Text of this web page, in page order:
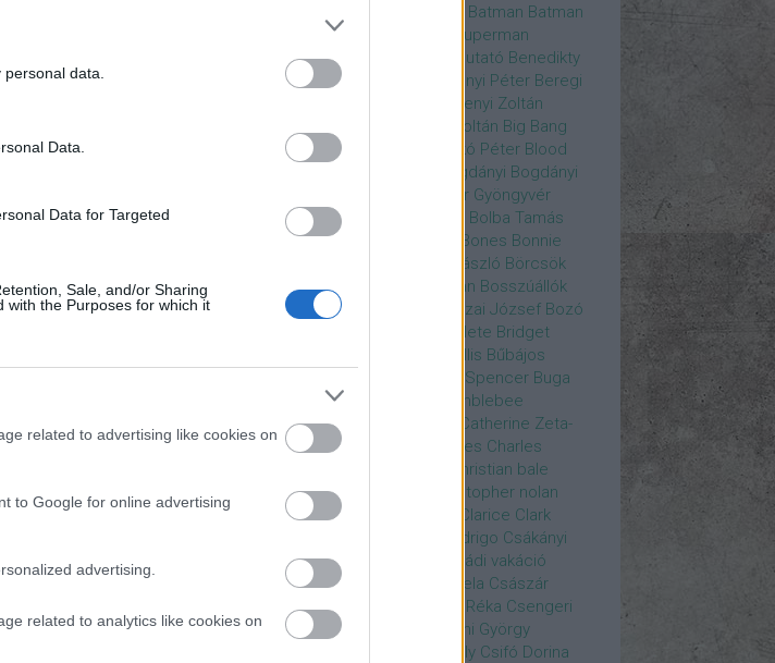
data.
Data.
Data for Targeted
Sale, and/or Sharing
with the Purposes for which it
related to advertising like cookies on
to Google for online advertising
advertising.
related to analytics like cookies on
Batman Batman
Superman ellen
Batman v Superman
Beetlejuice
bemutató Benedikty
Marcell
Benkő Péter Bercsényi Péter Beregi
Berzsenyi Zoltán
Bezerédi Zoltán Big Bang
Media Kft.
Blake Lively Blaskó Péter Blood
Bogdányi Bogdányi
Bognár Gyöngyvér
Bognár Tamás
Bolba Tamás
Boldog Gábor
Bones Bonnie
Borbély László Börcsök
Enikő Boros Zoltán Bor Zoltán Bosszúállók
Botár Endre
Bozai József Bozó
Brian élete Bridget
Bruce Willis Bűbájos
Bud Spencer Buga
bukott birodalom
Bumblebee
Cameron Diaz
Catherine Zeta-
Jones CD Projekt Red Charles Charles
christian bale
Christopher Eccleston
christopher nolan
Chris Hemsworth
Clarice Clark
Crespo Rodrigo Csákányi
Eszter Csákányi László
Családi vakáció
Csankó Zoltán
Császár Angela Császár
Róbert Cseke Péter Csellár Réka Csengeri
Attila
Csere Ágnes
Cserhalmi György
Csiby Gergely Csifó Dorina